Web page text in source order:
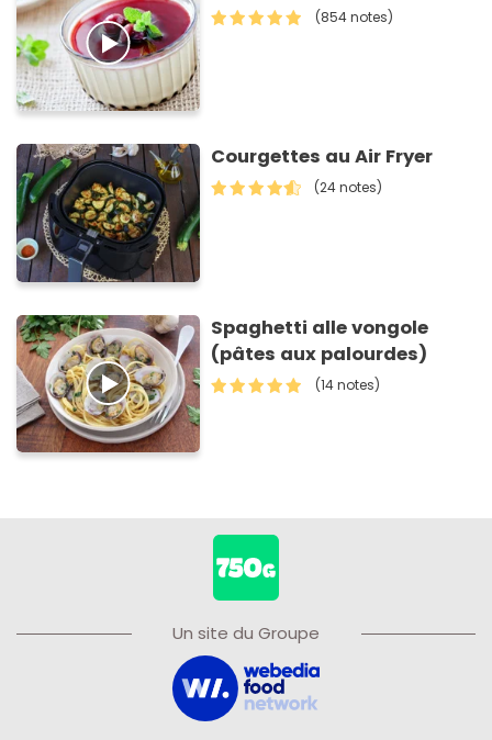
(854 notes)
Courgettes au Air Fryer
(24 notes)
Spaghetti alle vongole
(pâtes aux palourdes)
(14 notes)
Un site du Groupe